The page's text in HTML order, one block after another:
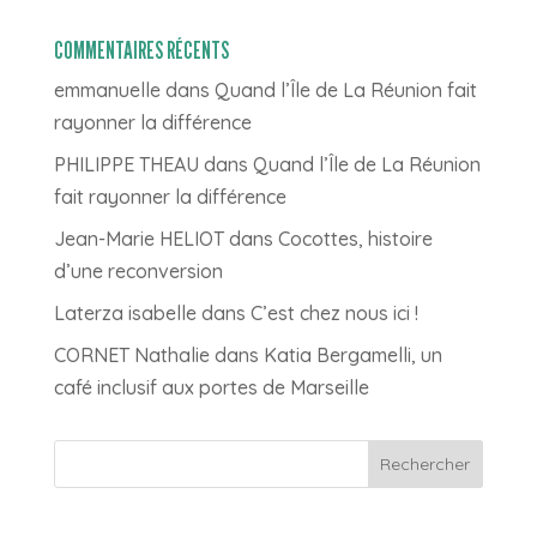
COMMENTAIRES RÉCENTS
emmanuelledans Quand l’Île de La Réunion fait
rayonner la différence
PHILIPPE THEAU dans Quand l’Île de La Réunion
fait rayonner la différence
Jean-Marie HELIOTdans Cocottes, histoire
d’une reconversion
Laterza isabelledans C’est chez nous ici !
CORNET Nathaliedans Katia Bergamelli, un
café inclusif aux portes de Marseille
Rechercher